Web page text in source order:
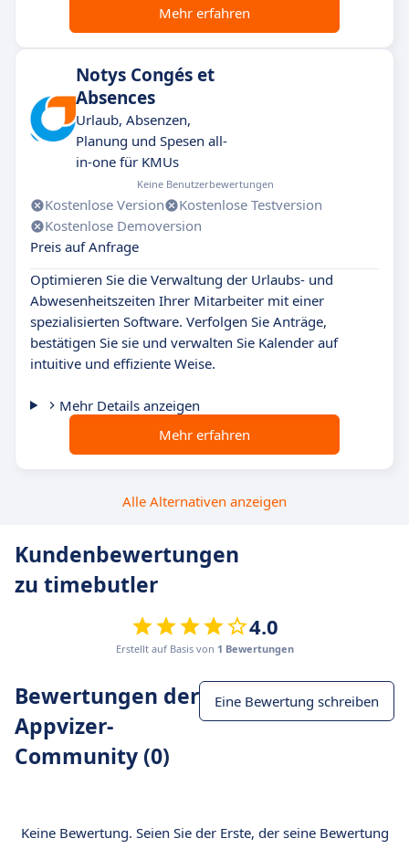
Mehr erfahren
Notys Congés et
Absences
Urlaub, Absenzen,
Planung und Spesen all-
in-one für KMUs
Keine Benutzerbewertungen
Kostenlose Version
Kostenlose Testversion
Kostenlose Demoversion
Preis auf Anfrage
Optimieren Sie die Verwaltung der Urlaubs- und
Abwesenheitszeiten Ihrer Mitarbeiter mit einer
spezialisierten Software. Verfolgen Sie Anträge,
bestätigen Sie sie und verwalten Sie Kalender auf
intuitive und effiziente Weise.
Mehr Details anzeigen
Mehr erfahren
Alle Alternativen anzeigen
Kundenbewertungen
zu timebutler
4.0
Erstellt auf Basis von 1 Bewertungen
Bewertungen der
Appvizer-
Community (0)
Eine Bewertung schreiben
Keine Bewertung. Seien Sie der Erste, der seine Bewertung